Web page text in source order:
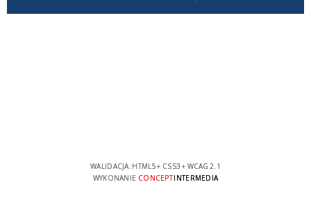
WALIDACJA: HTML5+ CSS3 + WCAG 2.1
WYKONANIE CONCEPTINTERMEDIA